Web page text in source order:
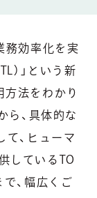
務効率化を実
）」という新
方法をわかり
ら、具体的な
て、ヒューマ
しているTO
、幅広くご